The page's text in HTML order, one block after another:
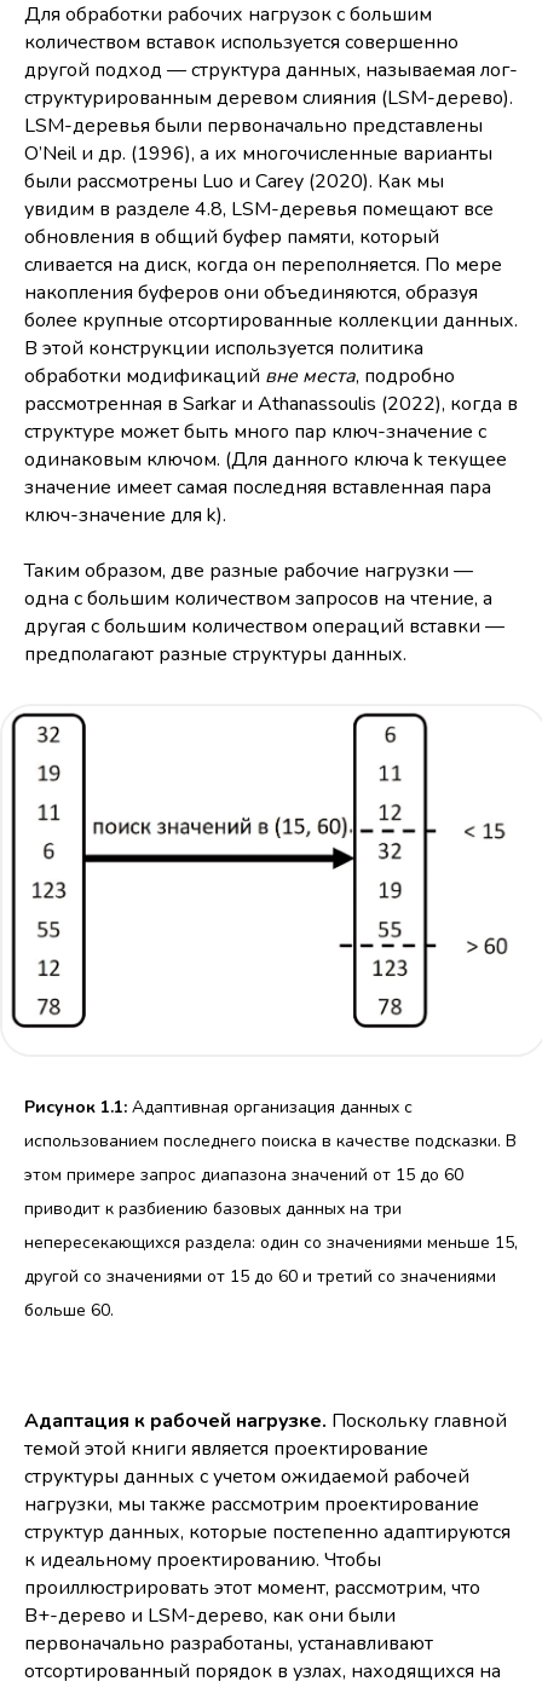
Для обработки рабочих нагрузок с большим
количеством вставок используется совершенно
другой подход — структура данных, называемая лог-
структурированным деревом слияния (LSM-дерево).
LSM-деревья были первоначально представлены
O’Neil и др. (1996), а их многочисленные варианты
были рассмотрены Luo и Carey (2020). Как мы
увидим в разделе 4.8, LSM-деревья помещают все
обновления в общий буфер памяти, который
сливается на диск, когда он переполняется. По мере
накопления буферов они объединяются, образуя
более крупные отсортированные коллекции данных.
В этой конструкции используется политика
обработки модификаций вне места, подробно
рассмотренная в Sarkar и Athanassoulis (2022), когда в
структуре может быть много пар ключ-значение с
одинаковым ключом. (Для данного ключа k текущее
значение имеет самая последняя вставленная пара
ключ-значение для k).
Таким образом, две разные рабочие нагрузки —
одна с большим количеством запросов на чтение, а
другая с большим количеством операций вставки —
предполагают разные структуры данных.
Рисунок 1.1: Адаптивная организация данных с
использованием последнего поиска в качестве подсказки. В
этом примере запрос диапазона значений от 15 до 60
приводит к разбиению базовых данных на три
непересекающихся раздела: один со значениями меньше 15,
другой со значениями от 15 до 60 и третий со значениями
больше 60.
Адаптация к рабочей нагрузке. Поскольку главной
темой этой книги является проектирование
структуры данных с учетом ожидаемой рабочей
нагрузки, мы также рассмотрим проектирование
структур данных, которые постепенно адаптируются
к идеальному проектированию. Чтобы
проиллюстрировать этот момент, рассмотрим, что
B+-дерево и LSM-дерево, как они были
первоначально разработаны, устанавливают
отсортированный порядок в узлах, находящихся на